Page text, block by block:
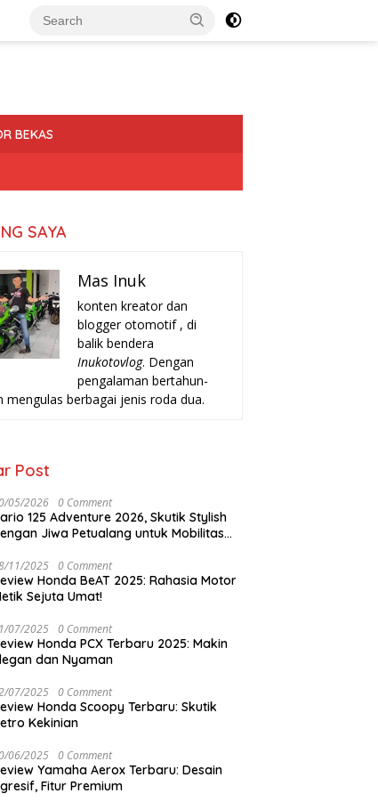
BEKAS
SAYA
Mas Inuk
konten kreator dan
blogger otomotif , di
balik bendera
Inukotovlog. Dengan
pengalaman bertahun-
mengulas berbagai jenis roda dua.
Post
05/2026 0 Comment
125 Adventure 2026, Skutik Stylish
Jiwa Petualang untuk Mobilitas
11/2025 0 Comment
Honda BeAT 2025: Rahasia Motor
Sejuta Umat!
07/2025 0 Comment
Honda PCX Terbaru 2025: Makin
dan Nyaman
07/2025 0 Comment
Honda Scoopy Terbaru: Skutik
Kekinian
06/2025 0 Comment
Yamaha Aerox Terbaru: Desain
Fitur Premium